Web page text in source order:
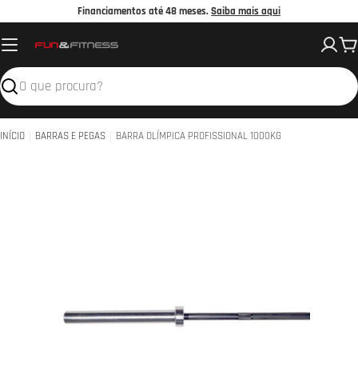
o
conteúdo
Financiamentos até 48 meses.Saiba mais aqui
Pesquisar
INÍCIO BARRAS E PEGAS BARRA OLÍMPICA PROFISSIONAL 1000KG
Abrir media 0 em modal